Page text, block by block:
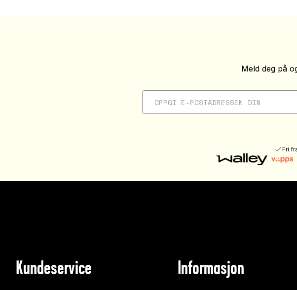
Meld deg på
Fri
Kundeservice Informasjon